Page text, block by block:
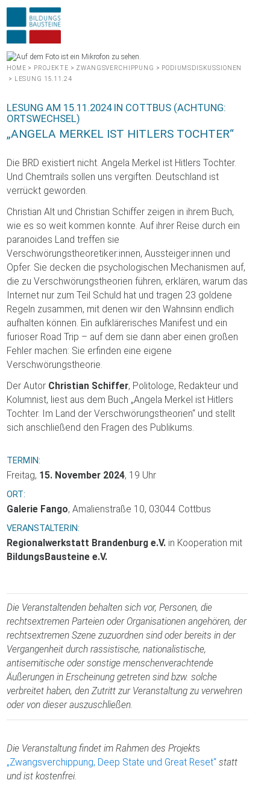
HOME > PROJEKTE > ZWANGSVERCHIPPUNG > PODIUMSDISKUSSIONEN
>
LESUNG 15.11.24
LESUNG AM 15.11.2024 IN COTTBUS (ACHTUNG:
ORTSWECHSEL)
„ANGELA MERKEL IST HITLERS TOCHTER“
Die BRD existiert nicht. Angela Merkel ist Hitlers Tochter.
Und Chemtrails sollen uns vergiften. Deutschland ist
verrückt geworden.
Christian Alt und Christian Schiffer zeigen in ihrem Buch,
wie es so weit kommen konnte. Auf ihrer Reise durch ein
paranoides Land treffen sie
Verschwörungstheoretiker:innen, Aussteiger:innen und
Opfer. Sie decken die psychologischen Mechanismen auf,
die zu Verschwörungstheorien führen, erklären, warum das
Internet nur zum Teil Schuld hat und tragen 23 goldene
Regeln zusammen, mit denen wir den Wahnsinn endlich
aufhalten können. Ein aufklärerisches Manifest und ein
furioser Road Trip – auf dem sie dann aber einen großen
Fehler machen: Sie erfinden eine eigene
Verschwörungstheorie.
Der Autor Christian Schiffer, Politologe, Redakteur und
Kolumnist, liest aus dem Buch „Angela Merkel ist Hitlers
Tochter. Im Land der Verschwörungstheorien“ und stellt
sich anschließend den Fragen des Publikums.
TERMIN:
Freitag, 15. November 2024, 19 Uhr
ORT:
Galerie Fango, Amalienstraße 10, 03044 Cottbus
VERANSTALTERIN:
Regionalwerkstatt Brandenburg e.V. in Kooperation mit
BildungsBausteine e.V.
Die Veranstaltenden behalten sich vor, Personen, die
rechtsextremen Parteien oder Organisationen angehören, der
rechtsextremen Szene zuzuordnen sind oder bereits in der
Vergangenheit durch rassistische, nationalistische,
antisemitische oder sonstige menschenverachtende
Äußerungen in Erscheinung getreten sind bzw. solche
verbreitet haben, den Zutritt zur Veranstaltung zu verwehren
oder von dieser auszuschließen.
Die Veranstaltung findet im Rahmen des Projekts
„Zwangsverchippung, Deep State und Great Reset“ statt
und ist kostenfrei.